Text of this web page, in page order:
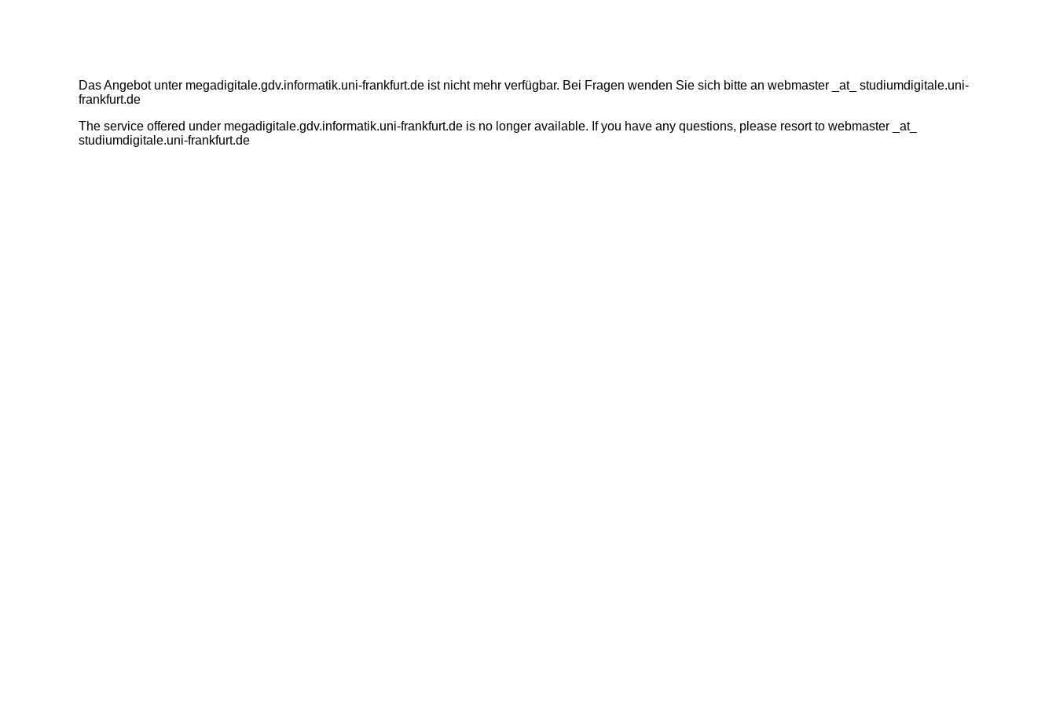
Das Angebot unter megadigitale.gdv.informatik.uni-frankfurt.de ist nicht mehr verfügbar. Bei Fragen wenden Sie sich bitte an webmaster _at_ studiumdigitale.uni-
frankfurt.de
The service offered under megadigitale.gdv.informatik.uni-frankfurt.de is no longer available. If you have any questions, please resort to webmaster _at_
studiumdigitale.uni-frankfurt.de